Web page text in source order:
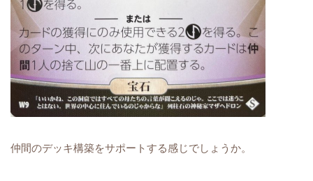
仲間のデッキ構築をサポートする感じでしょうか。